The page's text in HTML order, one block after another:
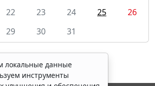
22 23 24 25
26
29 30 31
локальные данные
инструменты